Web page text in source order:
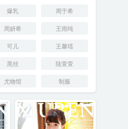
爆乳 周于希
周妍希 王雨纯
可儿 王馨瑶
黑丝 陆萱萱
尤物馆 制服